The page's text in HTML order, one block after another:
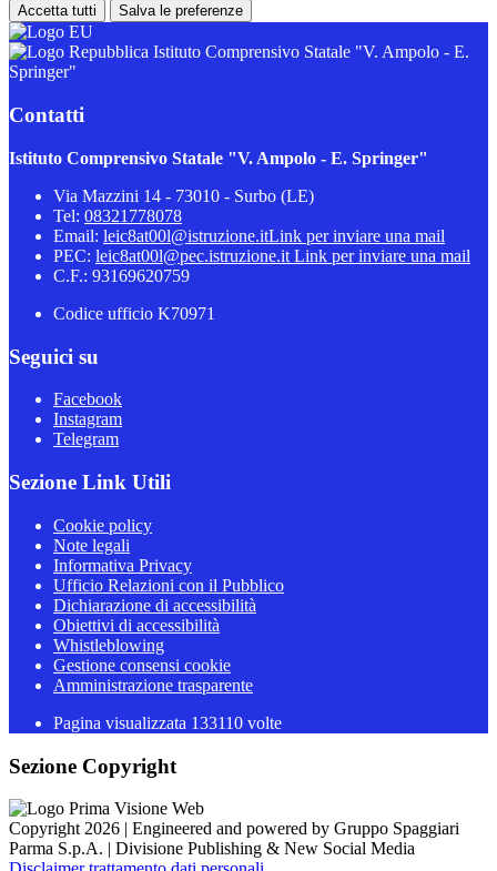
Accetta tutti Salva le preferenze
Istituto Comprensivo Statale "V. Ampolo - E.
Springer"
Contatti
Istituto Comprensivo Statale "V. Ampolo - E. Springer"
Via Mazzini 14 - 73010 - Surbo (LE)
Tel: 08321778078
Email: leic8at00l@istruzione.itLink per inviare una mail
PEC: leic8at00l@pec.istruzione.it Link per inviare una mail
C.F.: 93169620759
Codice ufficio K70971
Seguici su
Facebook
Instagram
Telegram
Sezione Link Utili
Cookie policy
Note legali
Informativa Privacy
Ufficio Relazioni con il Pubblico
Dichiarazione di accessibilità
Obiettivi di accessibilità
Whistleblowing
Gestione consensi cookie
Amministrazione trasparente
Pagina visualizzata 133110 volte
Sezione Copyright
Copyright 2026 | Engineered and powered by Gruppo Spaggiari
Parma S.p.A. | Divisione Publishing & New Social Media